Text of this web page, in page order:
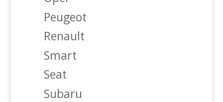
Peugeot
Renault
Smart
Seat
Subaru